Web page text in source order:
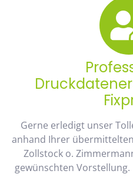
Gerne erledigt unser
anhand Ihrer
Zollstock o.
gewünschten